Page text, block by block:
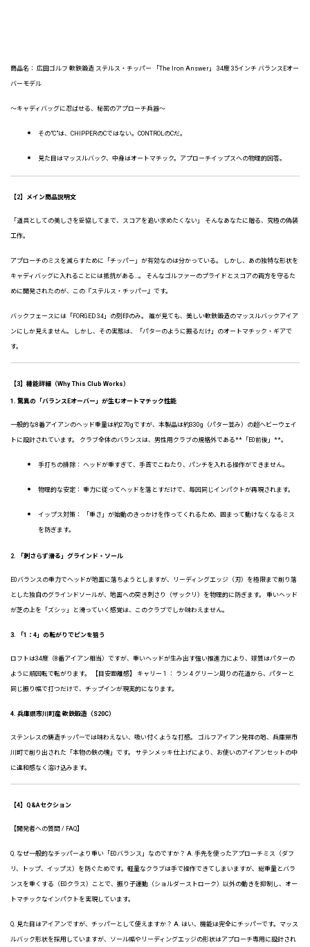
商品名： 広田ゴルフ 軟鉄鍛造 ステルス・チッパー 「The Iron Answer」 34度 35インチ バランスEオー
バーモデル
〜キャディバッグに忍ばせる、秘密のアプローチ兵器〜
その"C"は、CHIPPERのCではない。CONTROLのCだ。
見た目はマッスルバック、中身はオートマチック。アプローチイップスへの物理的回答。
【2】メイン商品説明文
「道具としての美しさを妥協してまで、スコアを追い求めたくない」 そんなあなたに贈る、究極の偽装
工作。
アプローチのミスを減らすために「チッパー」が有効なのは分かっている。 しかし、あの独特な形状を
キャディバッグに入れることには抵抗がある…。 そんなゴルファーのプライドとスコアの両方を守るた
めに開発されたのが、この『ステルス・チッパー』です。
バックフェースには「FORGED 34」の刻印のみ。 誰が見ても、美しい軟鉄鍛造のマッスルバックアイア
ンにしか見えません。 しかし、その実態は、「パターのように振るだけ」のオートマチック・ギアで
す。
【3】機能詳細（Why This Club Works）
1. 驚異の「バランスEオーバー」が生むオートマチック性能
一般的な8番アイアンのヘッド重量は約270gですが、本製品は約330g（パター並み）の超ヘビーウェイ
トに設計されています。 クラブ全体のバランスは、男性用クラブの規格外である**「E0前後」**。
手打ちの排除： ヘッドが重すぎて、手首でこねたり、パンチを入れる操作ができません。
物理的な安定： 重力に従ってヘッドを落とすだけで、毎回同じインパクトが再現されます。
イップス対策： 「重さ」が始動のきっかけを作ってくれるため、固まって動けなくなるミス
を防ぎます。
2. 「刺さらず滑る」グラインド・ソール
E0バランスの重力でヘッドが地面に落ちようとしますが、リーディングエッジ（刃）を極限まで削り落
とした独自のグラインドソールが、地面への突き刺さり（ザックリ）を物理的に防ぎます。 重いヘッド
が芝の上を「ズシッ」と滑っていく感覚は、このクラブでしか味わえません。
3. 「1：4」の転がりでピンを狙う
ロフトは34度（8番アイアン相当）ですが、重いヘッドが生み出す強い推進力により、球質はパターの
ように順回転で転がります。 【目安距離感】 キャリー 1 ： ラン 4 グリーン周りの花道から、パターと
同じ振り幅で打つだけで、チップインが現実的になります。
4. 兵庫県市川町産 軟鉄鍛造（S20C）
ステンレスの鋳造チッパーでは味わえない、吸い付くような打感。 ゴルフアイアン発祥の地、兵庫県市
川町で削り出された「本物の鉄の塊」です。 サテンメッキ仕上げにより、お使いのアイアンセットの中
に違和感なく溶け込みます。
【4】Q&Aセクション
【開発者への質問 / FAQ】
Q. なぜ一般的なチッパーより重い「E0バランス」なのですか？ A. 手先を使ったアプローチミス（ダフ
リ、トップ、イップス）を防ぐためです。軽量なクラブは手で操作できてしまいますが、総重量とバラ
ンスを重くする（E0クラス）ことで、振り子運動（ショルダーストローク）以外の動きを抑制し、オー
トマチックなインパクトを実現しています。
Q. 見た目はアイアンですが、チッパーとして使えますか？ A. はい、機能は完全にチッパーです。マッス
ルバック形状を採用していますが、ソール幅やリーディングエッジの形状はアプローチ専用に設計され